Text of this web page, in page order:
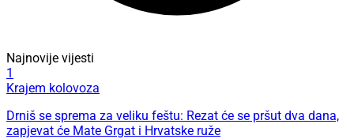
Najnovije vijesti
1
Krajem kolovoza
Drniš se sprema za veliku feštu: Rezat će se pršut dva dana,
zapjevat će Mate Grgat i Hrvatske ruže